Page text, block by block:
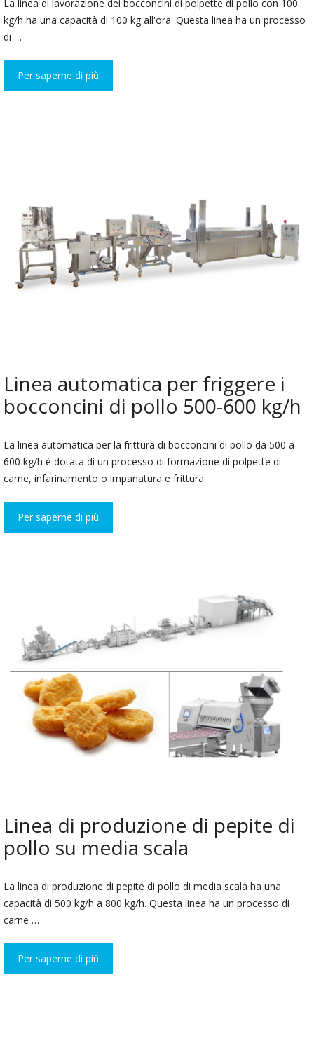
La linea di lavorazione dei bocconcini di polpette di pollo con 100
kg/h ha una capacità di 100 kg all'ora. Questa linea ha un processo
di …
Per saperne di più
Linea automatica per friggere i
bocconcini di pollo 500-600 kg/h
La linea automatica per la frittura di bocconcini di pollo da 500 a
600 kg/h è dotata di un processo di formazione di polpette di
carne, infarinamento o impanatura e frittura.
Per saperne di più
Linea di produzione di pepite di
pollo su media scala
La linea di produzione di pepite di pollo di media scala ha una
capacità di 500 kg/h a 800 kg/h. Questa linea ha un processo di
carne …
Per saperne di più